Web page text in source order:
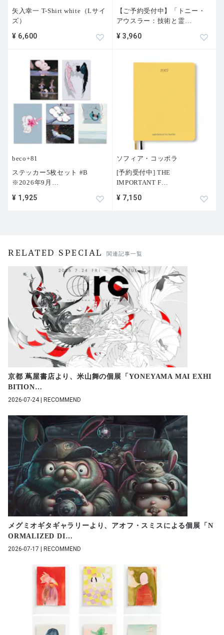
矢入幸一 T-Shirt white（Lサイ
ズ）
¥ 6,600
【ご予約受付中】「トニー・
アウスラー：技術と霊…
¥ 3,960
beco+81
ステッカー5枚セット #B
※2026年9月
¥ 1,925
ソフィア・コッポラ
[予約受付中] THE
IMPORTANT F
¥ 7,150
RELATED SPECIAL 関連記事一覧
京都 蔦屋書店より、米山舞の個展「YONEYAMA MAI EXHI
BITION…
2026-07-24 | RECOMMEND
メグミオギタギャラリーより、アオフ・スミスによる個展「N
ORMALIZED DI…
2026-07-17 | RECOMMEND